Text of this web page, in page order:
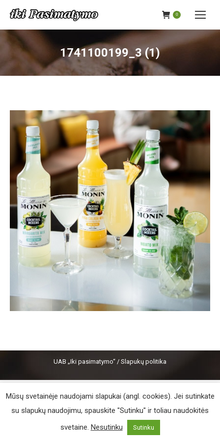
0
1741100199_3 (1)
UAB „Iki pasimatymo“ / Slapukų politika
Mūsų svetainėje naudojami slapukai (angl. cookies). Jei sutinkate
su slapukų naudojimu, spauskite "Sutinku" ir toliau naudokitės
svetaine. Nesutinku Sutinku